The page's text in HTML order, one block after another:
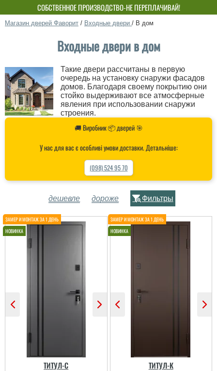
СОБСТВЕННОЕ ПРОИЗВОДСТВО-НЕ ПЕРЕПЛАЧИВАЙ!
Магазин дверей Фаворит / Входные двери / В дом
Входные двери в дом
Такие двери рассчитаны в первую
очередь на установку снаружи фасадов
домов. Благодаря своему покрытию они
стойко выдерживают все атмосферные
явления при использовании снаружи
строения.
🚚 Виробник 📦 дверей 🎯
У нас для вас є особливі умови доставки. Детальніше:
(098) 524 95 70
дешевле дороже Фильтры
ТИТУЛ-C ТИТУЛ-К